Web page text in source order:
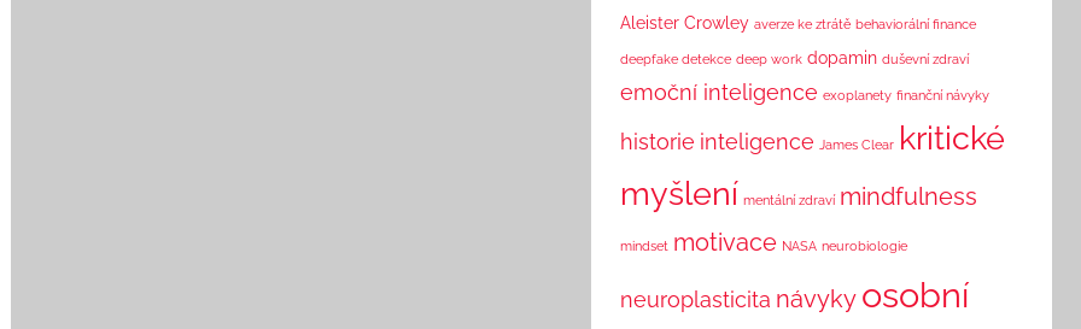
Aleister Crowley averze ke ztrátě behaviorální finance
deepfake detekce deep work dopamin duševní zdraví
emoční inteligence exoplanety finanční návyky
historie inteligence James Clear kritické
myšlení mentální zdraví mindfulness
mindset motivace NASA neurobiologie
neuroplasticita návyky osobní